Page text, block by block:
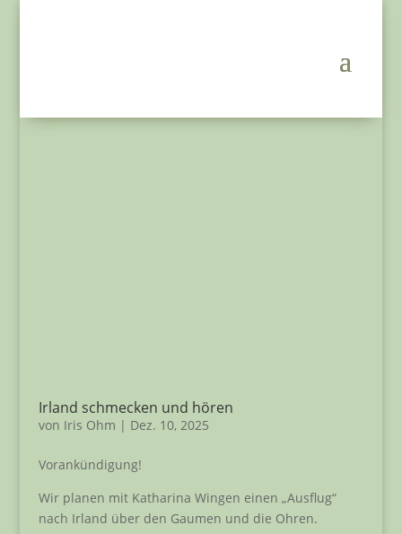
Irland schmecken und hören
von Iris Ohm | Dez. 10, 2025
Vorankündigung!
Wir planen mit Katharina Wingen einen „Ausflug“
nach Irland über den Gaumen und die Ohren.